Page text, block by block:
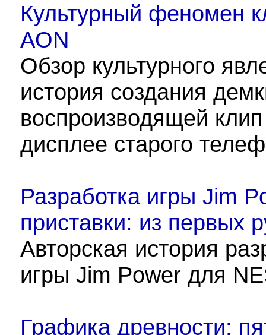
Культурный феномен
AON
Обзор культурного
история создания
воспроизводящей
дисплее старого
Разработка игры Jim
приставки: из первых
Авторская история
игры Jim Power для
Графика древности: